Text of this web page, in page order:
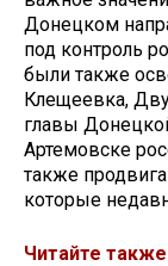
Донецком
под контроль
были также
Клещеевка,
главы
Артемовске
также
которые
Читайте